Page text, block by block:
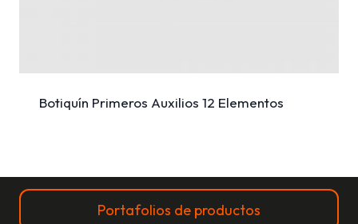
Botiquín Primeros Auxilios 12 Elementos
Portafolios de productos